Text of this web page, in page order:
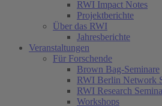
RWI Impact Notes
Projektberichte
Über das RWI
Jahresberichte
Veranstaltungen
Für Forschende
Brown Bag-Seminare
RWI Berlin Network
RWI Research
Workshops